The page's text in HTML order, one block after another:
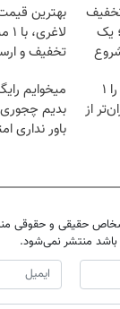
یک
بهترین
تخفیف و
آمپول‌های لاغری را ۱
از
میخوایم
بدیم
باور نداری
حقیقی و حقوقی
باشد منتشر نمی‌شود.